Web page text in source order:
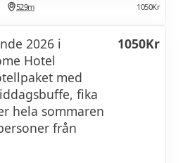
529m 1050Kr
2026 i
Hotel
med
fika
hela sommaren
från
1050Kr